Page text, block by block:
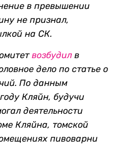
в превышении
не признал,
на СК.
возбудил в
дело по статье о
По данным
Кляйн, будучи
деятельности
Кляйна, томской
пивоварни